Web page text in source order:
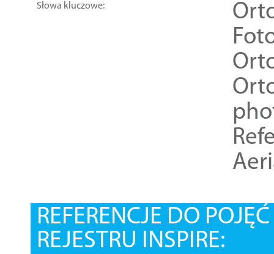
Słowa kluczowe:
REFERENCJE DO
REJESTRU INSPIRE: